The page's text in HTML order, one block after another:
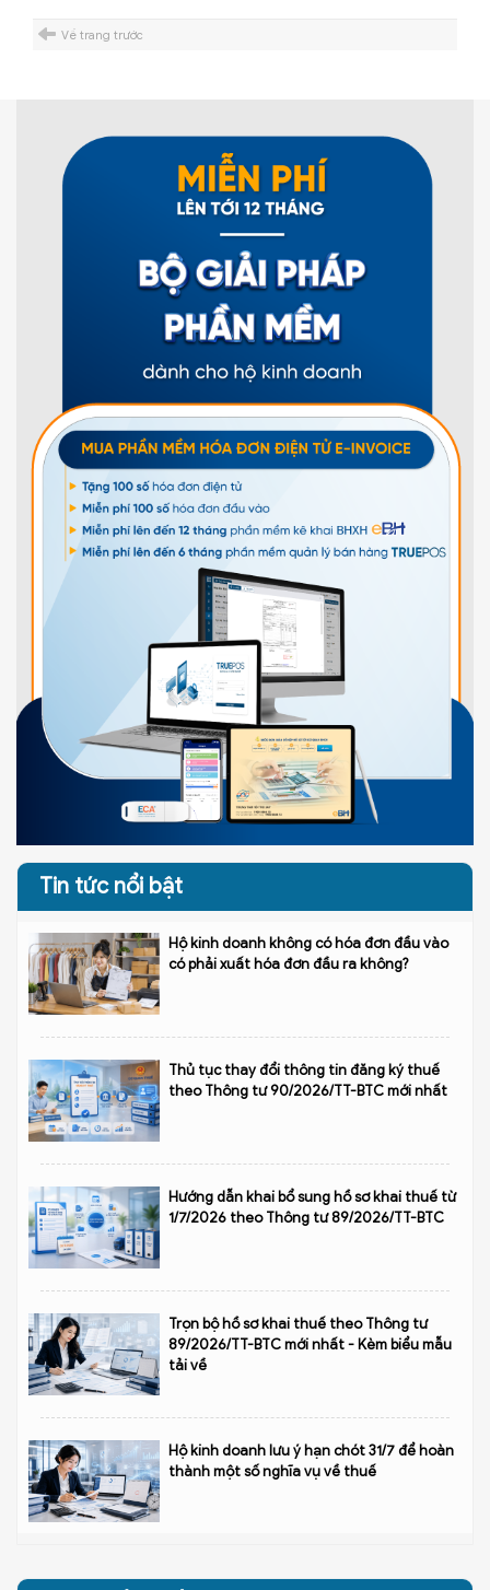
Về trang trước
Tin tức nổi bật
Hộ kinh doanh không có hóa đơn đầu vào
có phải xuất hóa đơn đầu ra không?
Thủ tục thay đổi thông tin đăng ký thuế
theo Thông tư 90/2026/TT-BTC mới nhất
Hướng dẫn khai bổ sung hồ sơ khai thuế từ
1/7/2026 theo Thông tư 89/2026/TT-BTC
Trọn bộ hồ sơ khai thuế theo Thông tư
89/2026/TT-BTC mới nhất - Kèm biểu mẫu
tải về
Hộ kinh doanh lưu ý hạn chót 31/7 để hoàn
thành một số nghĩa vụ về thuế